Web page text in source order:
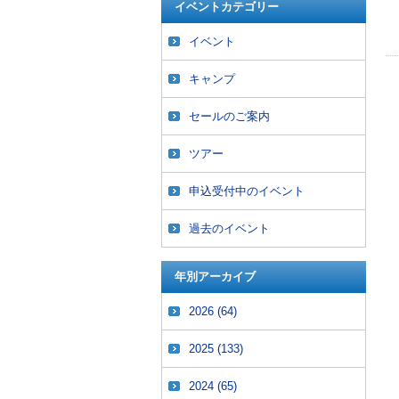
イベントカテゴリー
イベント
キャンプ
セールのご案内
ツアー
申込受付中のイベント
過去のイベント
年別アーカイブ
2026 (64)
2025 (133)
2024 (65)